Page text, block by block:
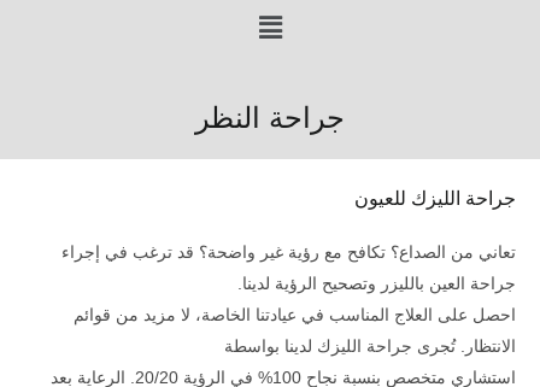
Menu
جراحة النظر
جراحة الليزك للعيون
تعاني من الصداع؟ تكافح مع رؤية غير واضحة؟ قد ترغب في إجراء
جراحة العين بالليزر وتصحيح الرؤية لدينا.
احصل على العلاج المناسب في عيادتنا الخاصة، لا مزيد من قوائم
الانتظار. تُجرى جراحة الليزك لدينا بواسطة
استشاري متخصص بنسبة نجاح 100% في الرؤية 20/20. الرعاية بعد